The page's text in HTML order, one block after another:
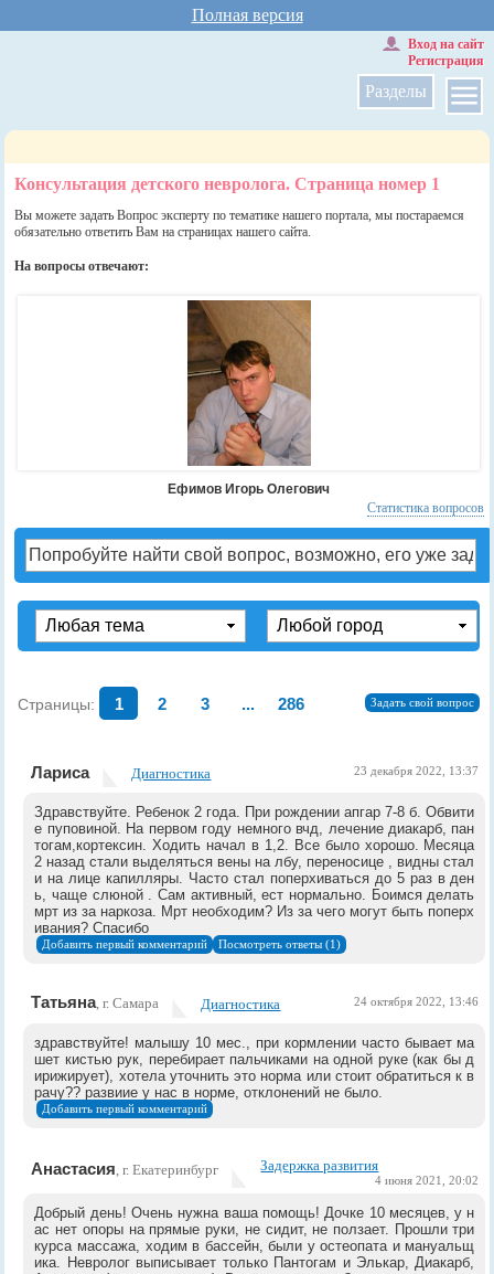
Полная версия
Разделы
Вход на сайт
Регистрация
Консультация детского невролога. Страница номер 1
Вы можете задать Вопрос эксперту по тематике нашего портала, мы постараемся
обязательно ответить Вам на страницах нашего сайта.
На вопросы отвечают:
Ефимов Игорь Олегович
Статистика вопросов
Страницы: 1 2 3 ... 286 Задать свой вопрос
Лариса Диагностика 23 декабря 2022, 13:37
Здравствуйте. Ребенок 2 года. При рождении апгар 7-8 б. Обвити
е пуповиной. На первом году немного вчд, лечение диакарб, пан
тогам,кортексин. Ходить начал в 1,2. Все было хорошо. Месяца
2 назад стали выделяться вены на лбу, переносице , видны стал
и на лице капилляры. Часто стал поперхиваться до 5 раз в ден
ь, чаще слюной . Сам активный, ест нормально. Боимся делать
мрт из за наркоза. Мрт необходим? Из за чего могут быть поперх
ивания? Спасибо
Добавить первый комментарий Посмотреть ответы (1)
Татьяна, г. Самара Диагностика 24 октября 2022, 13:46
здравствуйте! малышу 10 мес., при кормлении часто бывает ма
шет кистью рук, перебирает пальчиками на одной руке (как бы д
ирижирует), хотела уточнить это норма или стоит обратиться к в
рачу?? развиие у нас в норме, отклонений не было.
Добавить первый комментарий
Анастасия , г. Екатеринбург Задержка развития
4 июня 2021, 20:02
Добрый день! Очень нужна ваша помощь! Дочке 10 месяцев, у н
ас нет опоры на прямые руки, не сидит, не ползает. Прошли три
курса массажа, ходим в бассейн, были у остеопата и мануальщ
ика. Невролог выписывает только Пантогам и Элькар, Диакарб,